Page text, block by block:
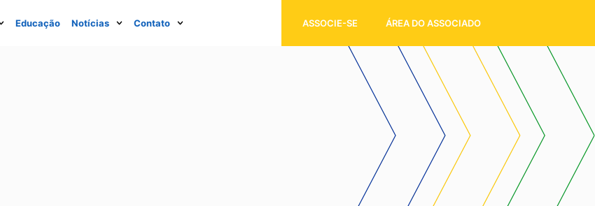
Educação Notícias Contato ASSOCIE-SE ÁREA DO ASSOCIADO